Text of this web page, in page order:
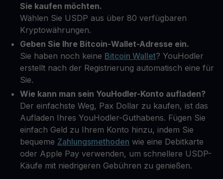
Sie kaufen möchten.
Wählen Sie USDP aus über 80 verfügbaren
Kryptowährungen.
Geben Sie Ihre Bitcoin-Wallet-Adresse ein.
Sie haben noch keine Bitcoin Wallet? YouHodler
erstellt nach der Registrierung automatisch eine für
Sie.
Wie kann man sein YouHodler-Konto aufladen?
Der einfachste Weg, Pax Dollar zu kaufen, ist das
Aufladen Ihres YouHodler-Guthabens. Fügen Sie
einfach Geld zu Ihrem Konto hinzu, indem Sie
bequeme Zahlungsmethoden wie eine Debitkarte
oder Apple Pay verwenden, um schnellere USDP-
Käufe mit niedrigeren Gebühren zu genießen.